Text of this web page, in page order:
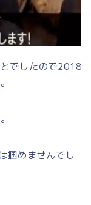
でしたので2018
掴めませんでし